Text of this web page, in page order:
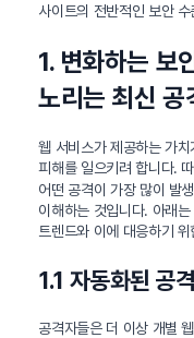
사이트의 전반적인 보안
1. 변화하는 보
노리는 최신 공
웹 서비스가 제공하는 가
피해를 일으키려 합니다.
어떤 공격이 가장 많이 발
이해하는 것입니다. 아래
트렌드와 이에 대응하기
1.1 자동화된 공
공격자들은 더 이상 개별